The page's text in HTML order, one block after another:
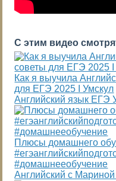
С этим видео
Как я выучила
для ЕГЭ 2025 I Умскул
Английский язык ЕГЭ
Плюсы домашнего
#домашнееобучение
Английский с